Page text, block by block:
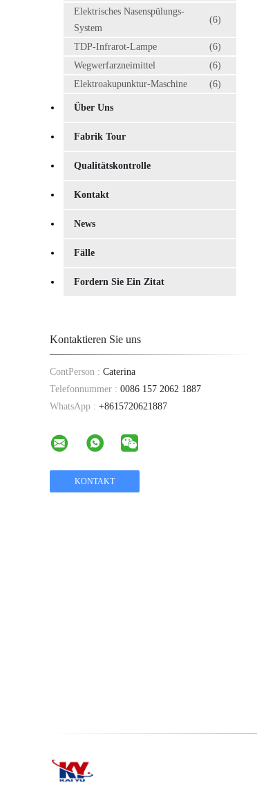
Elektrisches Nasenspülungs-
System
(6)
TDP-Infrarot-Lampe
(6)
Wegwerfarzneimittel
(6)
Elektroakupunktur-Maschine
(6)
Über Uns
Fabrik Tour
Qualitätskontrolle
Kontakt
News
Fälle
Fordern Sie Ein Zitat
Kontaktieren Sie uns
ContPerson : Caterina
Telefonnummer : 0086 157 2062 1887
WhatsApp : +8615720621887